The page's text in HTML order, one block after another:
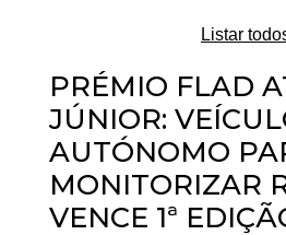
Listar
PRÉMIO FLAD
JÚNIOR:
AUTÓNOMO
MONITORIZAR
VENCE 1ª